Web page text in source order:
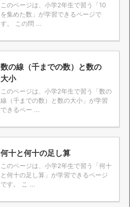
このページは、小学2年生で習う「10
を集めた数」が学習できるページで
す。 この問 ...
数の線（千までの数）と数の
大小
このページは、小学2年生で習う「数の
線（千までの数）と数の大小」が学習
できるペー ...
何十と何十の足し算
このページは、小学2年生で習う「何十
と何十の足し算」が学習できるページ
です。 こ ...